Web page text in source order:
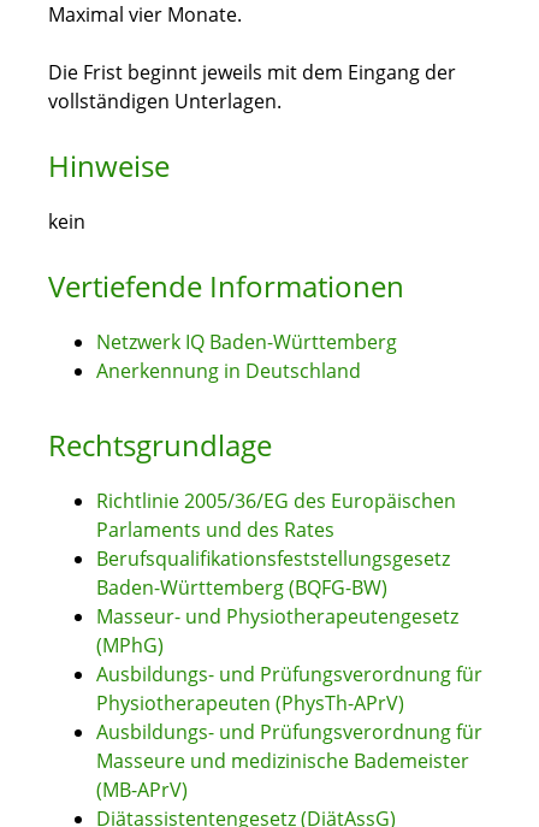
Maximal vier Monate.
Die Frist beginnt jeweils mit dem Eingang der
vollständigen Unterlagen.
Hinweise
kein
Vertiefende Informationen
Netzwerk IQ Baden-Württemberg
Anerkennung in Deutschland
Rechtsgrundlage
Richtlinie 2005/36/EG des Europäischen
Parlaments und des Rates
Berufsqualifikationsfeststellungsgesetz
Baden-Württemberg (BQFG-BW)
Masseur- und Physiotherapeutengesetz
(MPhG)
Ausbildungs- und Prüfungsverordnung für
Physiotherapeuten (PhysTh-APrV)
Ausbildungs- und Prüfungsverordnung für
Masseure und medizinische Bademeister
(MB-APrV)
Diätassistentengesetz(DiätAssG)